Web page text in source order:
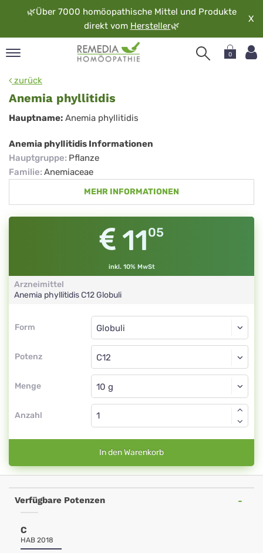
🌿Über 7000 homöopathische Mittel und Produkte
direkt vom Hersteller🌿
X
0
zurück
Anemia phyllitidis
Anemia
phyllitidis
Hauptname: Anemia phyllitidis
Anemia phyllitidis Informationen
Hauptgruppe: Pflanze
Familie: Anemiaceae
MEHR INFORMATIONEN
1105
inkl. 10% MwSt
Arzneimittel
Anemia phyllitidisC12Globuli
Form
Form
Potenz
Globuli
C12
Menge
Globuli
Anzahl
In den Warenkorb
Verfügbare Potenzen
C
HAB 2018